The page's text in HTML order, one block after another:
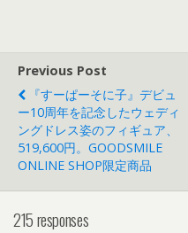
Previous Post
『すーぱーそに子』デビュ
ー10周年を記念したウェディ
ングドレス姿のフィギュア、
519,600円。GOODSMILE
ONLINE SHOP限定商品
215 responses